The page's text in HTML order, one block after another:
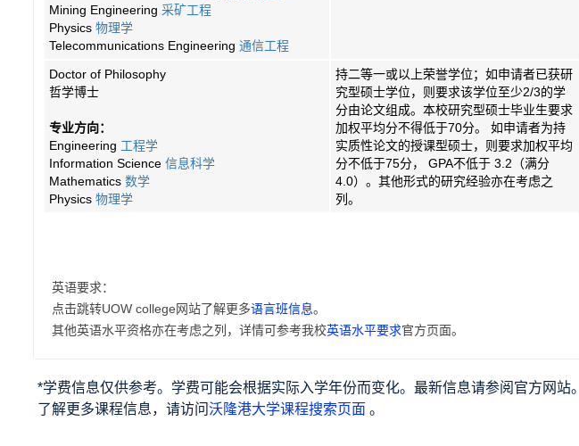
Mining Engineering 采矿工程
Physics 物理学
Telecommunications Engineering 通信工程
Doctor of Philosophy
哲学博士
专业方向：
Engineering 工程学
Information Science 信息科学
Mathematics 数学
Physics 物理学
持二等一或以上荣誉学位；如申请者已获研
究型硕士学位，则要求该学位至少2/3的学
分由论文组成。本校研究型硕士毕业生要求
加权平均分不得低于70分。 如申请者为持
实质性论文的授课型硕士，则要求加权平均
分不低于75分， GPA不低于 3.2（满分
4.0）。其他形式的研究经验亦在考虑之
列。
英语要求：
点击跳转UOW college网站了解更多语言班信息。
其他英语水平资格亦在考虑之列，详情可参考我校英语水平要求官方页面。
*学费信息仅供参考。学费可能会根据实际入学年份而变化。最新信息请参阅官方网站。
了解更多课程信息，请访问沃隆港大学课程搜索页面( 。